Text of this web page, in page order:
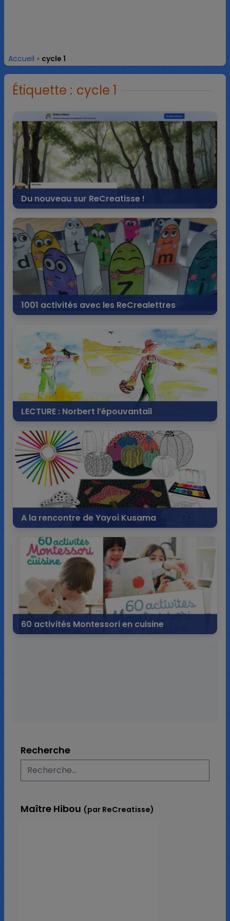
Accueil » cycle 1
Étiquette : cycle 1
Du nouveau sur ReCreatisse !
12 décembre 2023
2 commentaires
480 vues
1001 activités avec les ReCrealettres
18 commentaires
14 712 vues
LECTURE : Norbert l’épouvantail
24 mars 2021
1 commentaire
5 646 vues
A la rencontre de Yayoi Kusama
9 octobre 2020
104 commentaires
113 196 vues
60 activités Montessori en cuisine
Recherche
Maître Hibou (par ReCreatisse)